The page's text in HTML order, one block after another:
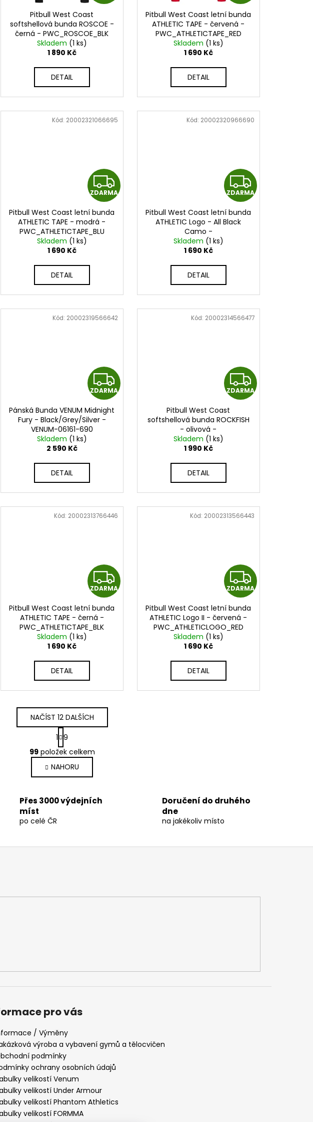
D
Pitbull West Coast
softshellová bunda ROSCOE -
černá - PWC_ROSCOE_BLK
Skladem (1 ks)
1 890 Kč
DETAIL
D
Pitbull West Coast letní bunda
ATHLETIC TAPE - červená -
PWC_ATHLETICTAPE_RED
Skladem (1 ks)
1 690 Kč
DETAIL
Z
D
ZDARMA
Pitbull West Coast letní bunda
ATHLETIC TAPE - modrá -
PWC_ATHLETICTAPE_BLU
Skladem (1 ks)
1 690 Kč
DETAIL
Kód: 20002321066695
Z
D
ZDARMA
Pitbull West Coast letní bunda
ATHLETIC Logo - All Black
Camo -
PWC_ATHLETICLOGO_ALLBLK
Skladem (1 ks)
1 690 Kč
DETAIL
Kód: 20002320966690
Z
D
ZDARMA
Pánská Bunda VENUM Midnight
Fury - Black/Grey/Silver -
VENUM-06161-690
Skladem (1 ks)
2 590 Kč
DETAIL
Kód: 20002319566642
Z
D
ZDARMA
Pitbull West Coast
softshellová bunda ROCKFISH
- olivová -
PWC_ROCKFISH_OLIV
Skladem (1 ks)
1 990 Kč
DETAIL
Kód: 20002314566477
Z
D
ZDARMA
Pitbull West Coast letní bunda
ATHLETIC TAPE - černá -
PWC_ATHLETICTAPE_BLK
Skladem (1 ks)
1 690 Kč
DETAIL
Kód: 20002313766446
Z
D
ZDARMA
Pitbull West Coast letní bunda
ATHLETIC Logo II - červená -
PWC_ATHLETICLOGO_RED
Skladem (1 ks)
1 690 Kč
DETAIL
Kód: 20002313566443
O
v
l
á
a
r
ý
NAČÍST 12 DALŠÍCH
S
t
r
á
n
k
v
á
1 9
99položek celkem
NAHORU
Přes 3000 výdejních
míst
po celé ČR
Doručení do druhého
dne
na jakékoliv místo
pro vás
/ Výměny
výroba a vybavení gymů a tělocvičen
podmínky
ochrany osobních údajů
velikostí Venum
velikostí Under Armour
velikostí Phantom Athletics
velikostí FORMMA